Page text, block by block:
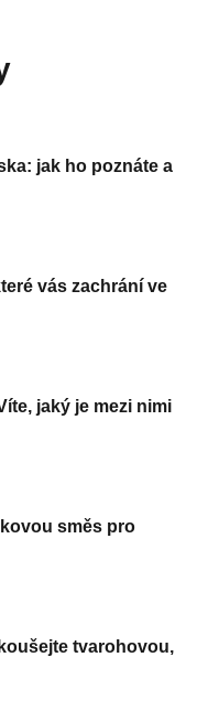
jak ho poznáte a
vás zachrání ve
jaký je mezi nimi
směs pro
tvarohovou,